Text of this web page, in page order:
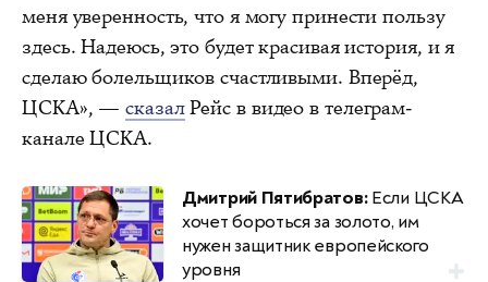
меня уверенность, что я могу принести пользу
здесь. Надеюсь, это будет красивая история, и я
сделаю болельщиков счастливыми. Вперёд,
ЦСКА», —сказалРейс в видео в телеграм-
канале ЦСКА.
Дмитрий Пятибратов:Если ЦСКА
хочет бороться за золото, им
нужен защитник европейского
уровня